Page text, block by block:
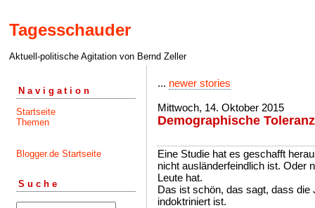
Tagesschauder
Aktuell-politische Agitation von Bernd Zeller
Navigation
Startseite
Themen
Blogger.de Startseite
Suche
... newer stories
Mittwoch, 14. Oktober 2015
Demographische Toleranz
Eine Studie hat es geschafft
nicht ausländerfeindlich ist. Oder
Leute hat.
Das ist schön, das sagt, dass die
indoktriniert ist.